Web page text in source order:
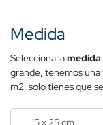
Medida
Selecciona lamedida
grande, tenemos una
m2, solo tienes que